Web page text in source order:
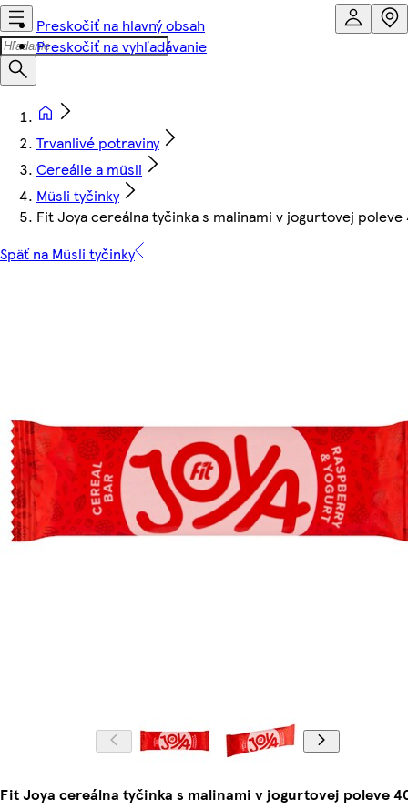
Preskočiť na hlavný obsah
Preskočiť na vyhľadávanie
Trvanlivé potraviny
Cereálie a müsli
Müsli tyčinky
Fit Joya cereálna tyčinka s malinami v jogurtovej poleve
Späť na Müsli tyčinky
Fit Joya cereálna tyčinka s malinami v jogurtovej poleve